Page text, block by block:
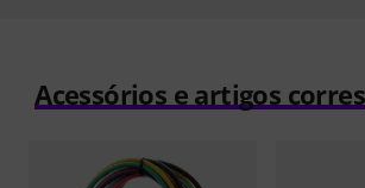
Acessórios e artigos